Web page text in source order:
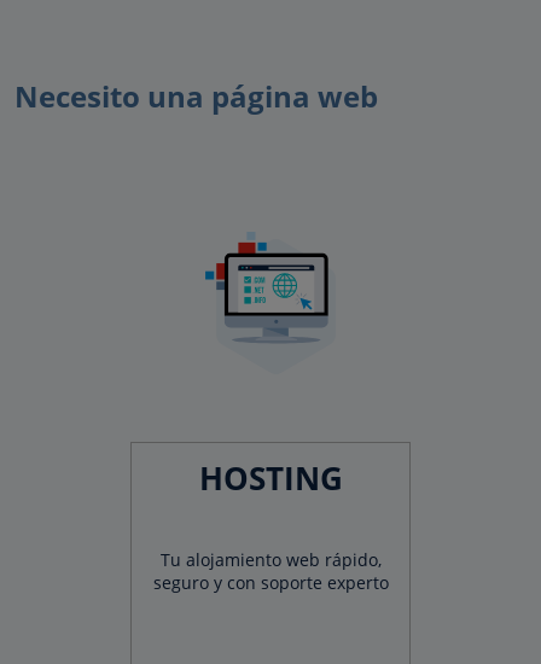
Necesito una página web
HOSTING
Tu alojamiento web rápido,
seguro y con soporte experto